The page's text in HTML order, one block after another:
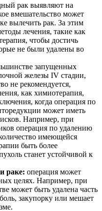
рак выявляют на
вмешательство может
вылечить рак. За этим
лечения, такие как
чтобы достичь
не были удалены во
запущенных
железы IV стадии,
не рекомендуется,
как химиотерапия,
когда операция по
может иметь
Например, при
операция по удалению
имеющейся
быть более
станет устойчивой к
раке: операция может
целях. Например, при
может быть удалена часть
закупорку или мешает